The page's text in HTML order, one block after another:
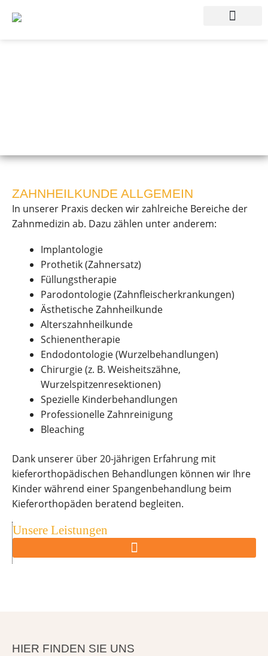
ZAHNHEILKUNDE ALLGEMEIN
In unserer Praxis decken wir zahlreiche Bereiche der
Zahnmedizin ab. Dazu zählen unter anderem:
Implantologie
Prothetik (Zahnersatz)
Füllungstherapie
Parodontologie (Zahnfleischerkrankungen)
Ästhetische Zahnheilkunde
Alterszahnheilkunde
Schienentherapie
Endodontologie (Wurzelbehandlungen)
Chirurgie (z. B. Weisheitszähne,
Wurzelspitzenresektionen)
Spezielle Kinderbehandlungen
Professionelle Zahnreinigung
Bleaching
Dank unserer über 20-jährigen Erfahrung mit
kieferorthopädischen Behandlungen können wir Ihre
Kinder während einer Spangenbehandlung beim
Kieferorthopäden beratend begleiten.
Unsere Leistungen
HIER FINDEN SIE UNS